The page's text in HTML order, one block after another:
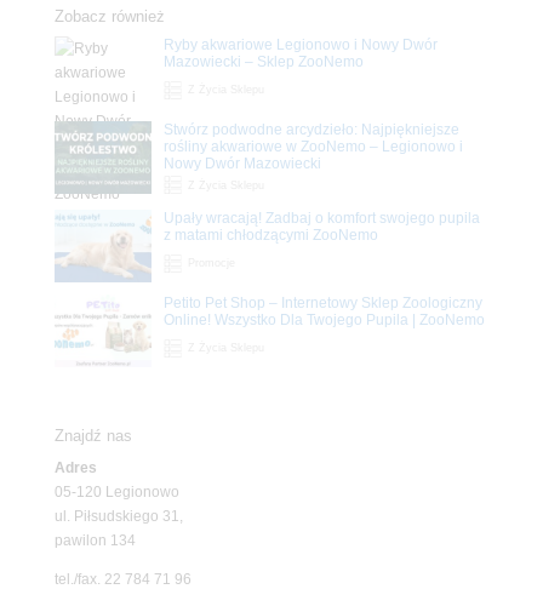
Zobacz również
Ryby akwariowe Legionowo i Nowy Dwór
Mazowiecki – Sklep ZooNemo
Stwórz podwodne arcydzieło: Najpiękniejsze
rośliny akwariowe w ZooNemo – Legionowo i
Nowy Dwór Mazowiecki
Upały wracają! Zadbaj o komfort swojego pupila
z matami chłodzącymi ZooNemo
Petito Pet Shop – Internetowy Sklep Zoologiczny
Online! Wszystko Dla Twojego Pupila | ZooNemo
Znajdź nas
Adres
05-120 Legionowo
ul. Piłsudskiego 31,
pawilon 134
tel./fax. 22 784 71 96